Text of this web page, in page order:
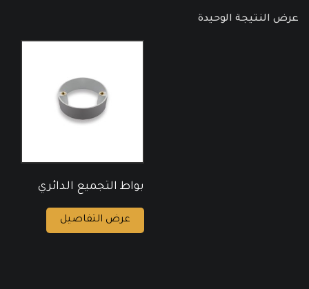
عرض النتيجة الوحيدة
بواط التجميع الدائري
عرض التفاصيل